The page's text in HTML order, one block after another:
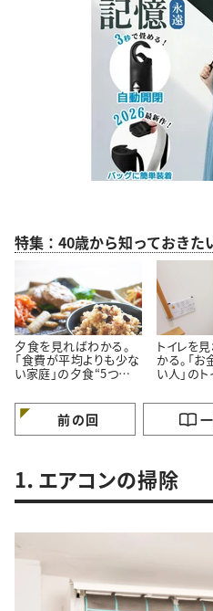
特集：40歳から知っておきた
夕食を見ればわかる。
「食費が平均よりも少な
い家庭」の夕食“5つの
トイレを
かる。「
い人」の
前の回
1．エアコンの掃除